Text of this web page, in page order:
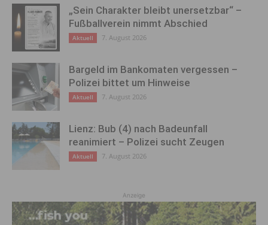
„Sein Charakter bleibt unersetzbar“ –
Fußballverein nimmt Abschied
Aktuell 7. August 2026
Bargeld im Bankomaten vergessen –
Polizei bittet um Hinweise
Aktuell 7. August 2026
Lienz: Bub (4) nach Badeunfall
reanimiert – Polizei sucht Zeugen
Aktuell 7. August 2026
Anzeige